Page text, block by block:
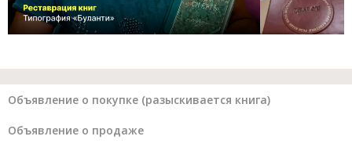
Объявление о покупке (разыскивается книга)
Объявление о продаже